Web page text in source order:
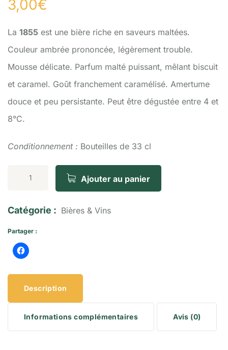
3,00€
La 1855 est une bière riche en saveurs maltées.
Couleur ambrée prononcée, légèrement trouble.
Mousse délicate. Parfum malté puissant, mêlant biscuit
et caramel. Goût franchement caramélisé. Amertume
douce et peu persistante. Peut être dégustée entre 4 et
8°C.
Conditionnement : Bouteilles de 33 cl
Ajouter au panier
Catégorie : Bières & Vins
Partager :
Description
Informations complémentaires Avis (0)